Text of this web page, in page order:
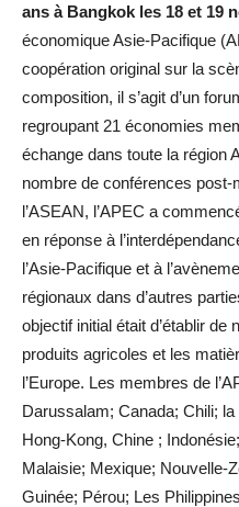
ans à Bangkok les 18 et 19
économique Asie-Pacifique
coopération original sur la
composition, il s’agit d’un
regroupant 21 économies
échange dans toute la région
nombre de conférences
l’ASEAN, l’APEC a
en réponse à
l’Asie-Pacifique et à
régionaux dans d’autres
objectif initial était d’établir
produits agricoles et les
l’Europe. Les membres de
Darussalam; Canada; Chili;
Hong-Kong, Chine ;
Malaisie; Mexique; Nouvelle-
Guinée; Pérou; Les